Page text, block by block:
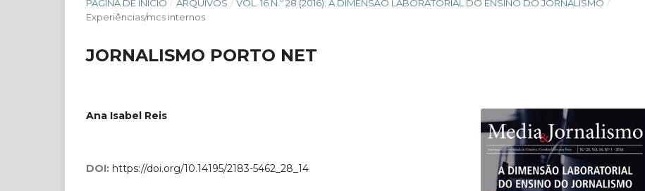
PÁGINA DE INÍCIO / ARQUIVOS / VOL. 16 N.º 28 (2016): A DIMENSÃO LABORATORIAL DO ENSINO DO JORNALISMO /
Experiências/mcs internos
JORNALISMO PORTO NET
Ana Isabel Reis
DOI: https://doi.org/10.14195/2183-5462_28_14